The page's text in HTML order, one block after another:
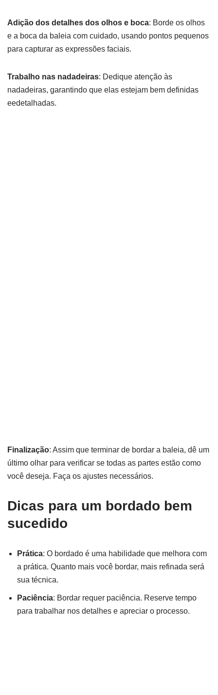
Adição dos detalhes dos olhos e boca: Borde os olhos
e a boca da baleia com cuidado, usando pontos pequenos
para capturar as expressões faciais.
Trabalho nas nadadeiras: Dedique atenção às
nadadeiras, garantindo que elas estejam bem definidas
eedetalhadas.
Finalização: Assim que terminar de bordar a baleia, dê um
último olhar para verificar se todas as partes estão como
você deseja. Faça os ajustes necessários.
Dicas para um bordado bem
sucedido
Prática: O bordado é uma habilidade que melhora com
a prática. Quanto mais você bordar, mais refinada será
sua técnica.
Paciência: Bordar requer paciência. Reserve tempo
para trabalhar nos detalhes e apreciar o processo.